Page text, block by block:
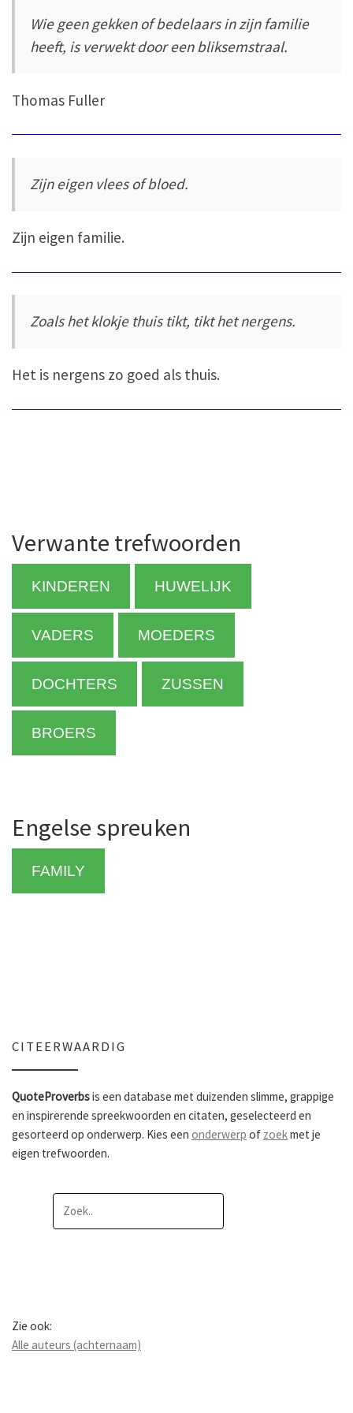
Wie geen gekken of bedelaars in zijn familie
heeft, is verwekt door een bliksemstraal.
Thomas Fuller
Zijn eigen vlees of bloed.
Zijn eigen familie.
Zoals het klokje thuis tikt, tikt het nergens.
Het is nergens zo goed als thuis.
Verwante trefwoorden
KINDEREN HUWELIJK
VADERS MOEDERS
DOCHTERS ZUSSEN
BROERS
Engelse spreuken
FAMILY
CITEERWAARDIG
QuoteProverbsis een database met duizenden slimme, grappige
en inspirerende spreekwoorden en citaten, geselecteerd en
gesorteerd op onderwerp. Kies een onderwerp of zoekmet je
eigen trefwoorden.
Zie ook:
Alle auteurs (achternaam)